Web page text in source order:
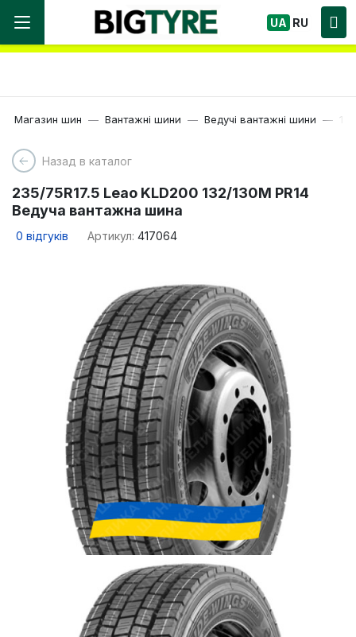
Ми працюємо! Великий вибір Шин, швидка
доставка по Україні!
UA RU
Магазин шин Вантажні шини Ведучі вантажні шини 17.5
Назад в каталог
235/75R17.5 Leao KLD200 132/130M PR14
Ведуча вантажна шина
0 відгуків Артикул: 417064